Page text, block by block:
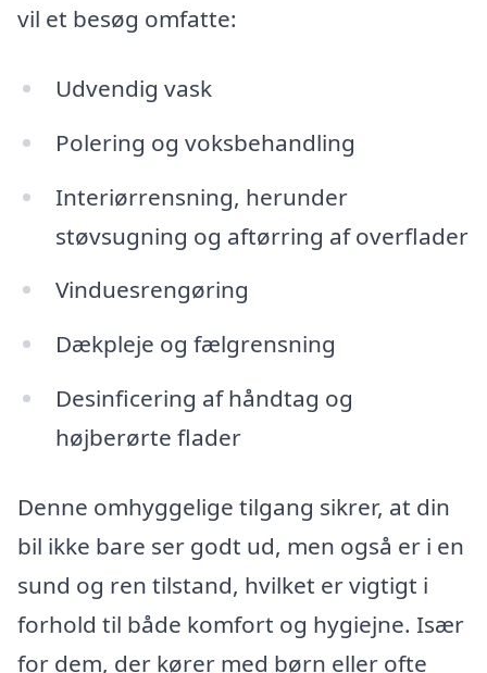
vil et besøg omfatte:
Udvendig vask
Polering og voksbehandling
Interiørrensning, herunder
støvsugning og aftørring af overflader
Vinduesrengøring
Dækpleje og fælgrensning
Desinficering af håndtag og
højberørte flader
Denne omhyggelige tilgang sikrer, at din
bil ikke bare ser godt ud, men også er i en
sund og ren tilstand, hvilket er vigtigt i
forhold til både komfort og hygiejne. Især
for dem, der kører med børn eller ofte